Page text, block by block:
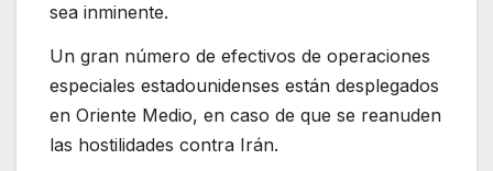
sea inminente.
Un gran número de efectivos de operaciones
especiales estadounidenses están desplegados
en Oriente Medio, en caso de que se reanuden
las hostilidades contra Irán.